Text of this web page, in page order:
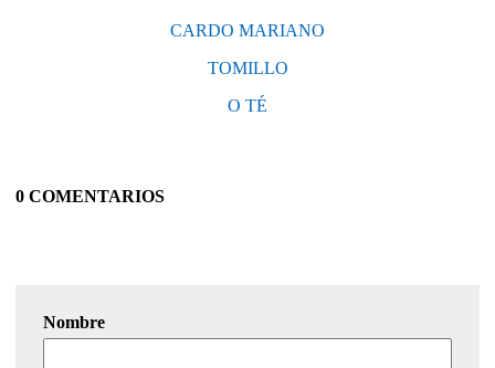
CARDO MARIANO
TOMILLO
O TÉ
0 COMENTARIOS
Nombre